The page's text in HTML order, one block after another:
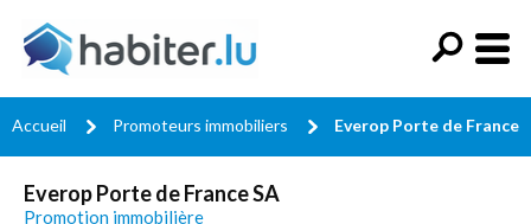
Accueil Promoteurs immobiliers Everop Porte de France
Everop Porte de France SA
Promotion immobilière